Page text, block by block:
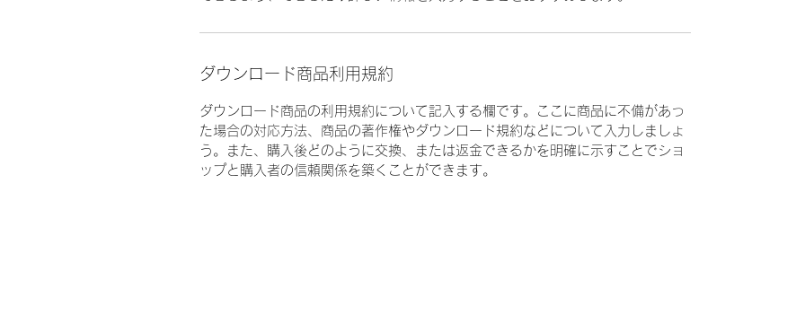
ダウンロード商品利用規約
ダウンロード商品の利用規約について記入する欄です。ここに商品に不備があっ
た場合の対応方法、商品の著作権やダウンロード規約などについて入力しましょ
う。また、購入後どのように交換、または返金できるかを明確に示すことでショ
ップと購入者の信頼関係を築くことができます。